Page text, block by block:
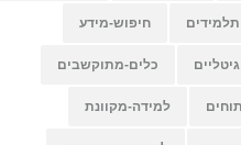
חיפוש-מידע
כלים-מתוקשבים
למידה-מקוונת